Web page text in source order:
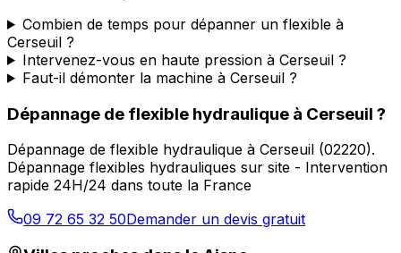
Combien de temps pour dépanner un flexible à
Cerseuil ?
Intervenez-vous en haute pression à Cerseuil ?
Faut-il démonter la machine à Cerseuil ?
Dépannage de flexible hydraulique à Cerseuil ?
Dépannage de flexible hydraulique à Cerseuil (02220).
Dépannage flexibles hydrauliques sur site - Intervention
rapide 24H/24 dans toute la France
09 72 65 32 50Demander un devis gratuit